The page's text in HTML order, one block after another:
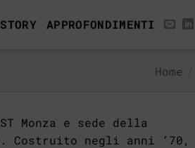
APPROFONDIMENTI
Home
Monza e sede della
Costruito negli anni ’70,